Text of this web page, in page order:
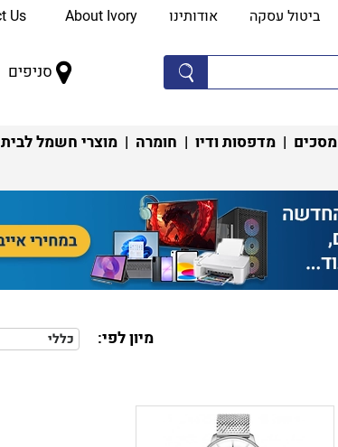
ביטול עסקה אודותינו About Ivory
סניפים
מסכים | מדפסות ודיו | חומרה | מוצרי חשמל לבית
מיון לפי: כללי